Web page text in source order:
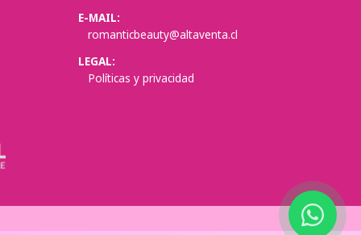
E-MAIL:
romanticbeauty@altaventa.cl
LEGAL:
Políticas y privacidad